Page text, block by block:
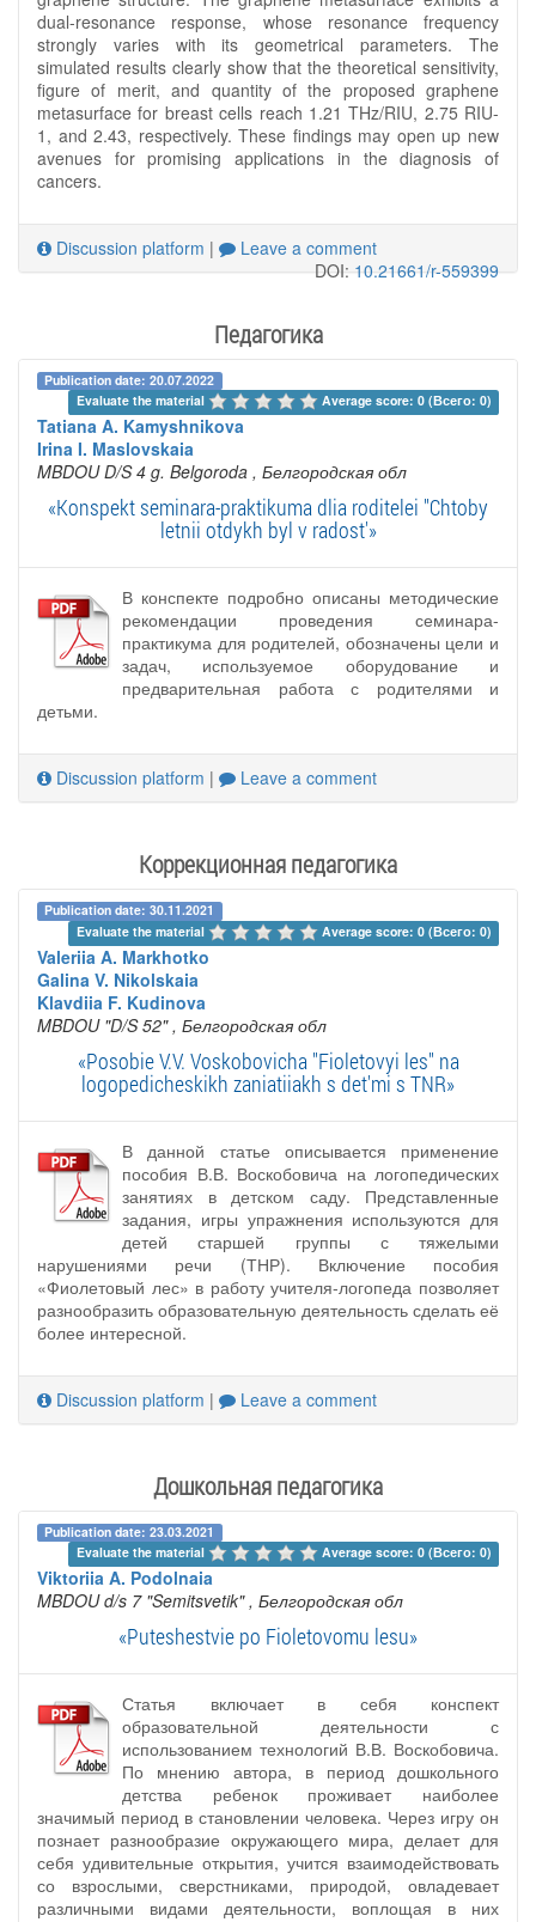
dual-resonance response, whose resonance frequency
strongly varies with its geometrical parameters. The
simulated results clearly show that the theoretical sensitivity,
figure of merit, and quantity of the proposed graphene
metasurface for breast cells reach 1.21 THz/RIU, 2.75 RIU-
1, and 2.43, respectively. These findings may open up new
avenues for promising applications in the diagnosis of
cancers.
Discussion platform |
Leave a comment
DOI:10.21661/r-559399
Педагогика
Publication date: 20.07.2022
Evaluate the material
Average score: 0 (Всего: 0)
Tatiana A. Kamyshnikova
Irina I. Maslovskaia
MBDOU D/S 4 g. Belgoroda , Белгородская обл
«Konspekt seminara-praktikuma dlia roditelei "Chtoby
letnii otdykh byl v radost'»
В конспекте подробно описаны методические
рекомендации проведения семинара-
практикума для родителей, обозначены цели и
задач, используемое оборудование и
предварительная работа с родителями и
детьми.
Discussion platform | Leave a comment
Коррекционная педагогика
Publication date: 30.11.2021
Evaluate the material
Average score: 0 (Всего: 0)
Valeriia A. Markhotko
Galina V. Nikolskaia
Klavdiia F. Kudinova
MBDOU "D/S 52" , Белгородская обл
«Posobie V.V. Voskobovicha "Fioletovyi les" na
logopedicheskikh zaniatiiakh s det'mi s TNR»
В данной статье описывается применение
пособия В.В. Воскобовича на логопедических
занятиях в детском саду. Представленные
задания, игры упражнения используются для
детей старшей группы с тяжелыми
нарушениями речи (ТНР). Включение пособия
«Фиолетовый лес» в работу учителя-логопеда позволяет
разнообразить образовательную деятельность сделать её
более интересной.
Discussion platform | Leave a comment
Дошкольная педагогика
Publication date: 23.03.2021
Evaluate the material
Average score: 0 (Всего: 0)
Viktoriia A. Podolnaia
MBDOU d/s 7 "Semitsvetik" , Белгородская обл
«Puteshestvie po Fioletovomu lesu»
Статья включает в себя конспект
образовательной деятельности с
использованием технологий В.В. Воскобовича.
По мнению автора, в период дошкольного
детства ребенок проживает наиболее
значимый период в становлении человека. Через игру он
познает разнообразие окружающего мира, делает для
себя удивительные открытия, учится взаимодействовать
со взрослыми, сверстниками, природой, овладевает
различными видами деятельности, воплощая в них